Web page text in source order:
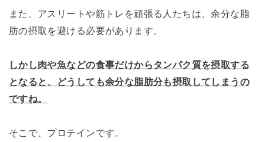
また、アスリートや筋トレを頑張る人たちは、余分な脂
肪の摂取を避ける必要があります。
しかし肉や魚などの食事だけからタンパク質を摂取する
となると、どうしても余分な脂肪分も摂取してしまうの
ですね。
そこで、プロテインです。